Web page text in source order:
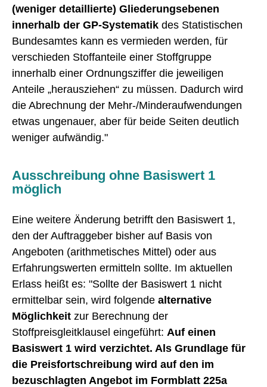
(weniger detaillierte) Gliederungsebenen
innerhalb der GP-Systematik des Statistischen
Bundesamtes kann es vermieden werden, für
verschieden Stoffanteile einer Stoffgruppe
innerhalb einer Ordnungsziffer die jeweiligen
Anteile „herausziehen“ zu müssen. Dadurch wird
die Abrechnung der Mehr-/Minderaufwendungen
etwas ungenauer, aber für beide Seiten deutlich
weniger aufwändig."
Ausschreibung ohne Basiswert 1
möglich
Eine weitere Änderung betrifft den Basiswert 1,
den der Auftraggeber bisher auf Basis von
Angeboten (arithmetisches Mittel) oder aus
Erfahrungswerten ermitteln sollte. Im aktuellen
Erlass heißt es: "Sollte der Basiswert 1 nicht
ermittelbar sein, wird folgende alternative
Möglichkeit zur Berechnung der
Stoffpreisgleitklausel eingeführt: Auf einen
Basiswert 1 wird verzichtet. Als Grundlage für
die Preisfortschreibung wird auf den im
bezuschlagten Angebot im Formblatt 225a